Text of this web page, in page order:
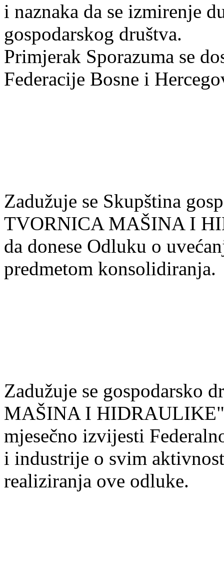
i naznaka da se izmirenje
gospodarskog društva.
Primjerak Sporazuma se
Federacije Bosne i
Zadužuje se Skupština
TVORNICA MAŠINA I
da donese Odluku o
predmetom konsolidiranja.
Zadužuje se gospodarsko
MAŠINA I
mjesečno izvijesti
i industrije o svim
realiziranja ove odluke.